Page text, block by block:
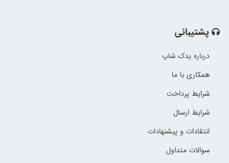
پشتیبانی
درباره یدک شاپ
همکاری با ما
شرایط پرداخت
شرایط ارسال
انتقادات و پیشنهادات
سوالات متداول